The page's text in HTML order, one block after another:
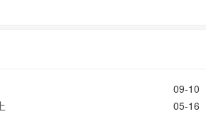
09-10
05-16